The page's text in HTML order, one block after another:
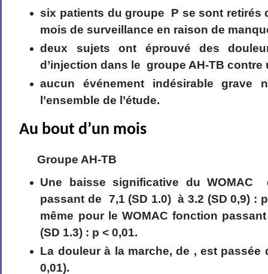
six patients du groupe P se sont retirés
mois de surveillance en raison de
deux sujets ont éprouvé des
d’injection dans le groupe AH-TB
aucun événement indésirable grave
l’ensemble de l’étude.
Au bout d’un mois
Groupe AH-TB
Une baisse significative du WOMAC
passant de 7,1 (SD 1.0) à 3.2 (SD 0,9) :
même pour le WOMAC fonction
(SD 1.3) : p < 0,01.
La douleur à la marche, de , est passée
0,01).